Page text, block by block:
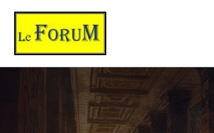
Aller
contenu